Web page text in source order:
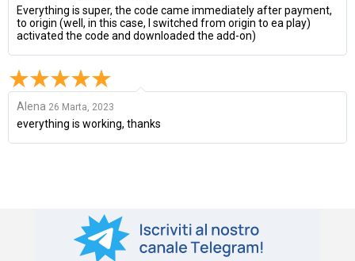
Everything is super, the code came immediately after payment,
to origin (well, in this case, I switched from origin to ea play)
activated the code and downloaded the add-on)
Alena 26 Marta, 2023
everything is working, thanks